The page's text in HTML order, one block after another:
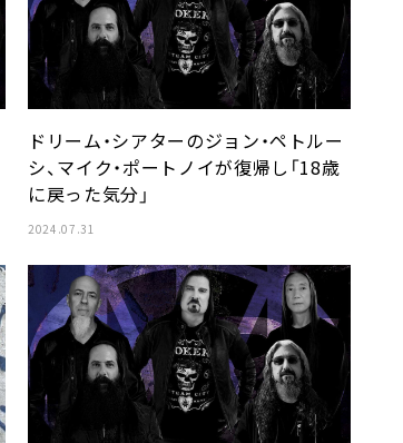
ドリーム・シアターのジョン・ペトルー
シ、マイク・ポートノイが復帰し「18歳
に戻った気分」
2024.07.31